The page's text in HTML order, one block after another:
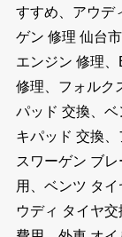
すすめ、アウデ
ゲン 修理 仙台
エンジン 修理
修理、フォルク
パッド 交換、
キパッド 交換
スワーゲン ブ
用、ベンツ タ
ウディ タイヤ